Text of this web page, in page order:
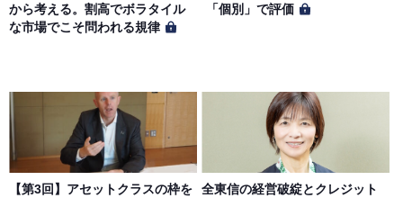
から考える。割高でボラタイル
な市場でこそ問われる規律
「個別」で評価
【第3回】アセットクラスの枠を
全東信の経営破綻とクレジット